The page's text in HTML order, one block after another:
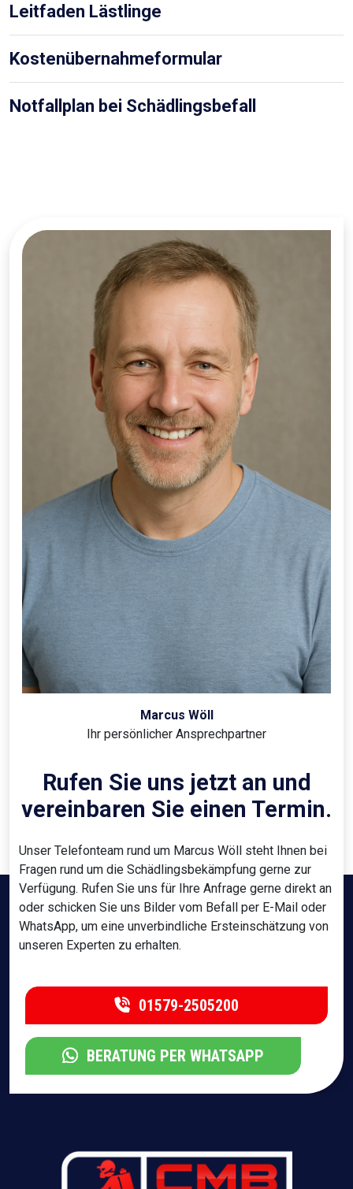
Leitfaden Lästlinge
Kostenübernahmeformular
Notfallplan bei Schädlingsbefall
Marcus Wöll
Ihr persönlicher Ansprechpartner
Rufen Sie uns jetzt an und
vereinbaren Sie einen Termin.
Unser Telefonteam rund um Marcus Wöll steht Ihnen bei
Fragen rund um die Schädlingsbekämpfung gerne zur
Verfügung. Rufen Sie uns für Ihre Anfrage gerne direkt an
oder schicken Sie uns Bilder vom Befall per E-Mail oder
WhatsApp, um eine unverbindliche Ersteinschätzung von
unseren Experten zu erhalten.
01579-2505200
BERATUNG PER WHATSAPP